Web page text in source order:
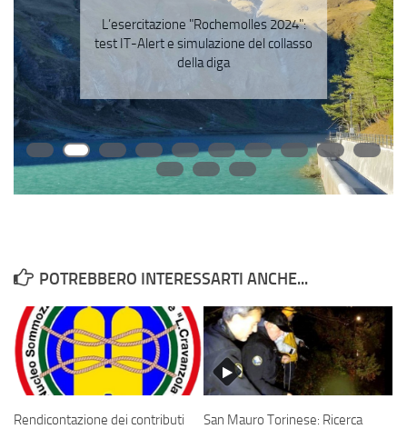
L’esercitazione "Rochemolles 2024":
test IT-Alert e simulazione del collasso
della diga
POTREBBERO INTERESSARTI ANCHE...
Rendicontazione dei contributi
San Mauro Torinese: Ricerca